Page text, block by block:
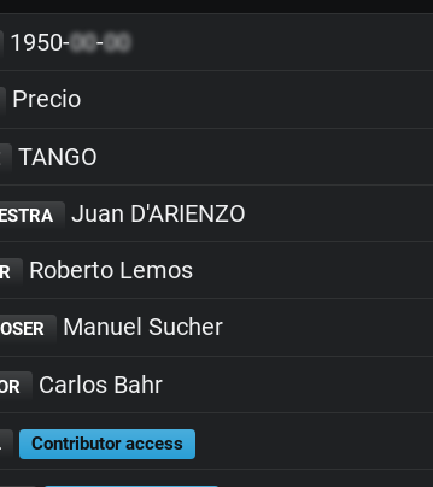
1950-00-00
Precio
TANGO
Juan D'ARIENZO
Roberto Lemos
Manuel Sucher
Carlos Bahr
Contributor access